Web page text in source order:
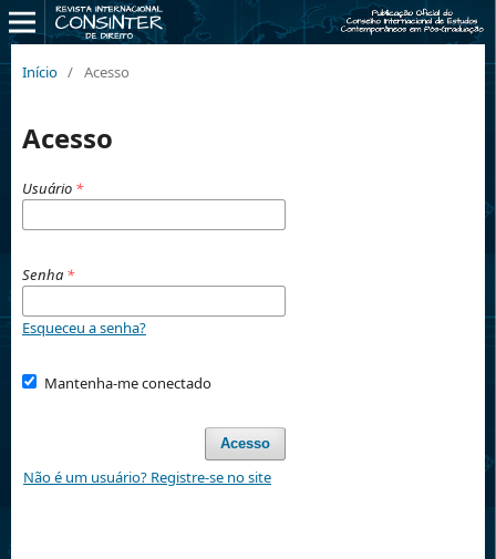
Início / Acesso
Acesso
Usuário *
Senha *
Esqueceu a senha?
Mantenha-me conectado
Acesso
Não é um usuário? Registre-se no site